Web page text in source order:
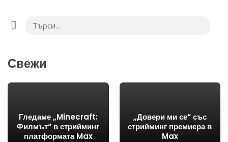
Свежи
Гледаме „Minecraft:
Филмът“ в стрийминг
платформата Max
„Довери ми се“ със
стрийминг премиера в
Max